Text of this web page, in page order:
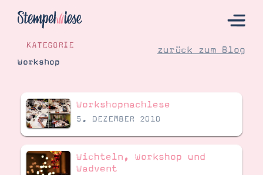
Hier Starten
Katalog
Bestellen
Kontakt
KATEGORIE
Workshop
zurück zum Blog
Workshopnachlese
5. DEZEMBER 2010
Wichteln, Workshop und
Wadvent